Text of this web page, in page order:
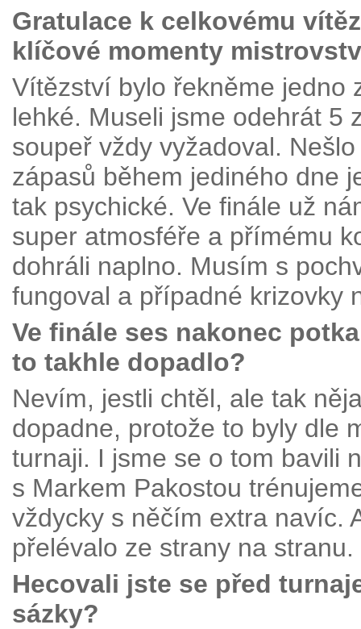
Gratulace k celkovému
klíčové momenty
Vítězství bylo řekněme jedno
lehké. Museli jsme odehrát 5
soupeř vždy vyžadoval.
zápasů během jediného dne
tak psychické. Ve finále už
super atmosféře a přímému
dohráli naplno. Musím s
fungoval a případné krizovky
Ve finále ses nakonec
to takhle dopadlo?
Nevím, jestli chtěl, ale tak
dopadne, protože to byly dle
turnaji. I jsme se o tom bavili
s Markem Pakostou
vždycky s něčím extra navíc.
přelévalo ze strany na stranu.
Hecovali jste se před
sázky?